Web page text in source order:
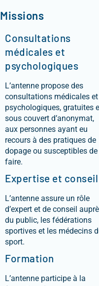
Missions
Consultations
médicales et
psychologiques
L’antenne propose des
consultations médicales et
psychologiques, gratuites
sous couvert d’anonymat,
aux personnes ayant eu
recours à des pratiques de
dopage ou susceptibles de
faire.
Expertise et conseil
L’antenne assure un rôle
d’expert et de conseil
du public, les fédérations
sportives et les médecins
sport.
Formation
L’antenne participe à la